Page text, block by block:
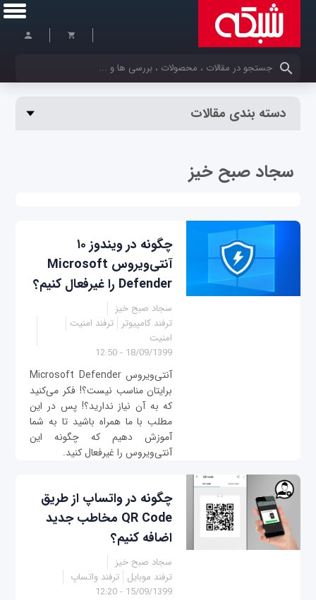
کلمات کلیدی خود را وارد کنید
دسته بندی مقالات
سجاد صبح خیز
چگونه در ویندوز ۱۰
آنتی‌ویروس Microsoft
Defender را غیرفعال کنیم؟
سجاد صبح خیز
ترفند کامپیوتر
ترفند امنیت
امنیت
18/09/1399 - 12:50
آنتی‌ویروس Microsoft Defender
برایتان مناسب نیست؟! فکر می‌کنید
که به آن نیاز ندارید؟! پس در این
مطلب با ما همراه باشید تا به شما
آموزش دهیم که چگونه این
آنتی‌ویروس را غیرفعال کنید.
چگونه در واتساپ از طریق
QR Code مخاطب جدید
اضافه کنیم؟
سجاد صبح خیز
ترفند موبایل ترفند واتساپ
15/09/1399 - 12:20